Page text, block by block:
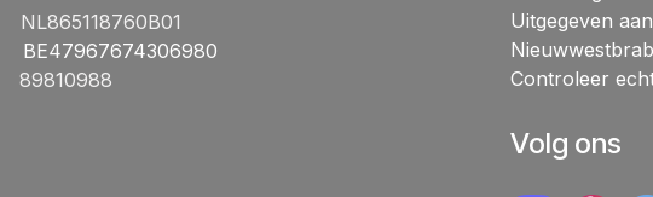
​NL865118760B01
​BE47967674306980
​89810988
Uitgegeven
Controleer
Volg ons